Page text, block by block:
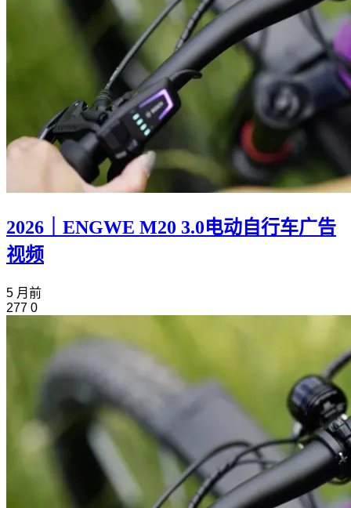
2026｜ENGWE M20 3.0电动自行车广告
视频
5 月前
277 0